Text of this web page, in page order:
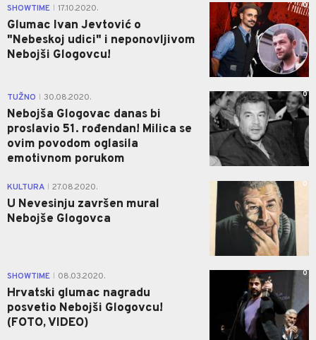
SHOWTIME 17.10.2020.
Glumac Ivan Jevtović o
"Nebeskoj udici" i neponovljivom
Nebojši Glogovcu!
0
TUŽNO 30.08.2020.
Nebojša Glogovac danas bi
proslavio 51. rođendan! Milica se
ovim povodom oglasila
emotivnom porukom
0
KULTURA 27.08.2020.
U Nevesinju završen mural
Nebojše Glogovca
0
SHOWTIME 08.03.2020.
Hrvatski glumac nagradu
posvetio Nebojši Glogovcu!
(FOTO, VIDEO)
0